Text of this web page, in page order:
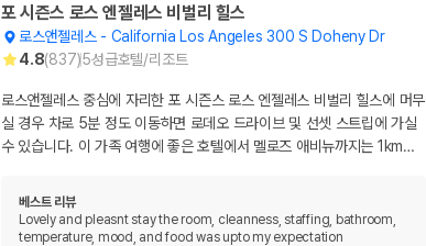
포 시즌스 로스 엔젤레스 비벌리 힐스
로스앤젤레스- California Los Angeles 300 S Doheny Dr
4.8(837)5성급호텔/리조트
로스앤젤레스 중심에 자리한 포 시즌스 로스 엔젤레스 비벌리 힐스에 머무
실 경우 차로 5분 정도 이동하면 로데오 드라이브 및 선셋 스트립에 가실
수 있습니다. 이 가족 여행에 좋은 호텔에서 멜로즈 애비뉴까지는 1km…
베스트 리뷰
Lovely and pleasnt stay the room, cleanness, staffing, bathroom,
temperature, mood, and food was upto my expectation